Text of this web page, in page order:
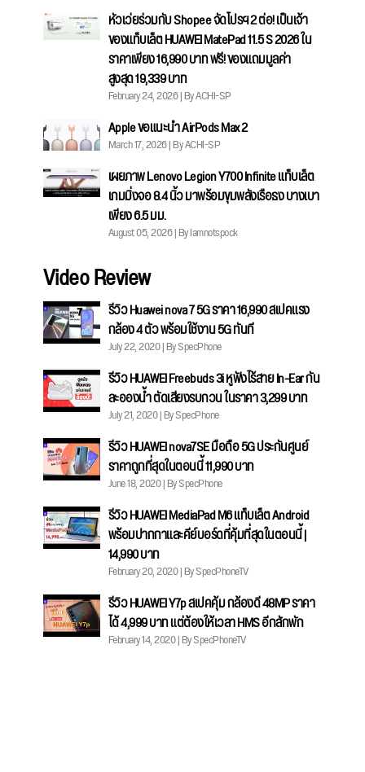
หัวเว่ยร่วมกับ Shopee จัดโปรฯ 2 ต่อ! เป็นเจ้า
ของแท็บเล็ต HUAWEI MatePad 11.5 S 2026 ใน
ราคาเพียง 16,990 บาท ฟรี! ของแถมมูลค่า
สูงสุด 19,339 บาท
February 24, 2026 | By ACHI-SP
Apple ขอแนะนำ AirPods Max 2
March 17, 2026 | By ACHI-SP
เผยภาพ Lenovo Legion Y700 Infinite แท็บเล็ต
เกมมิ่งจอ 8.4 นิ้ว มาพร้อมขุมพลังเรือธง บางเบา
เพียง 6.5 มม.
August 05, 2026 | By Iamnotspock
Video Review
รีวิว Huawei nova 7 5G ราคา 16,990 สเปคแรง
กล้อง 4 ตัว พร้อมใช้งาน 5G ทันที
July 22, 2020 | By SpecPhone
รีวิว HUAWEI Freebuds 3i หูฟังไร้สาย In-Ear กัน
ละอองน้ำ ตัดเสียงรบกวน ในราคา 3,299 บาท
July 21, 2020 | By SpecPhone
รีวิว HUAWEI nova7SE มือถือ 5G ประกันศูนย์
ราคาถูกที่สุดในตอนนี้ 11,990 บาท
June 18, 2020 | By SpecPhone
รีวิว HUAWEI MediaPad M6 แท็บเล็ต Android
พร้อมปากกาและคีย์บอร์ดที่คุ้มที่สุดในตอนนี้ |
14,990 บาท
February 20, 2020 | By SpecPhoneTV
รีวิว HUAWEI Y7p สเปคคุ้ม กล้องดี 48MP ราคา
ได้ 4,999 บาท แต่ต้องให้เวลา HMS อีกสักพัก
February 14, 2020 | By SpecPhoneTV